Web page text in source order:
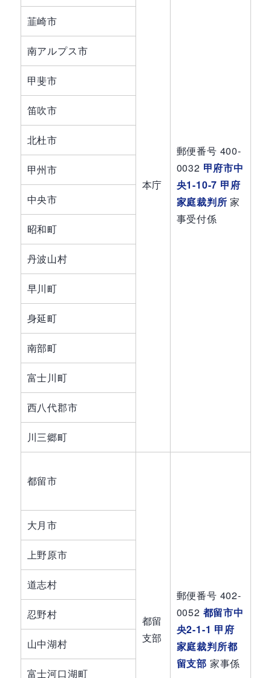
本庁
郵便番号 400-
0032 甲府市中
央1-10-7 甲府
家庭裁判所 家
事受付係
韮崎市
南アルプス市
甲斐市
笛吹市
北杜市
甲州市
中央市
昭和町
丹波山村
早川町
身延町
南部町
富士川町
西八代郡市
川三郷町
都留市
都留
支部
郵便番号 402-
0052 都留市中
央2-1-1 甲府
家庭裁判所都
留支部 家事係
大月市
上野原市
道志村
忍野村
山中湖村
富士河口湖町